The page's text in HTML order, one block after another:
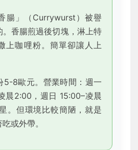
腸」（Currywurst）被譽
香腸煎過後切塊，淋上特
上咖哩粉。簡單卻讓人上
5-8歐元。營業時間：週一
晨2:00，週日 15:00–凌晨
。但環境比較簡陋，就是
或外帶。